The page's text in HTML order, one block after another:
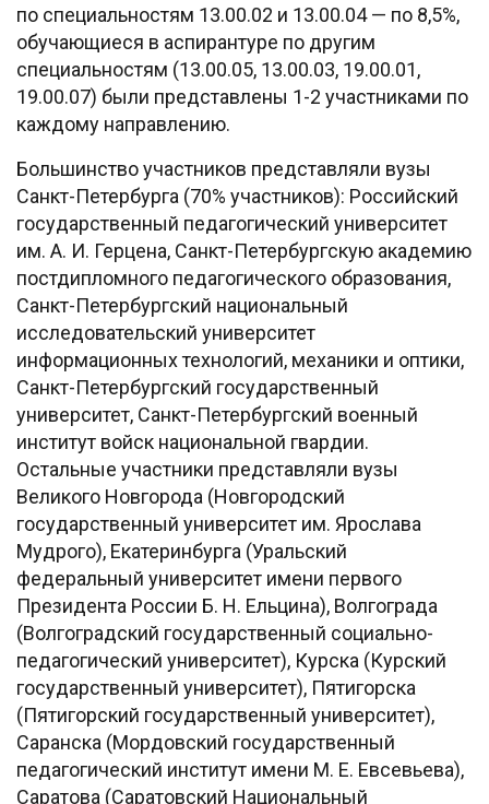
по специальностям 13.00.02 и 13.00.04 — по 8,5%,
обучающиеся в аспирантуре по другим
специальностям (13.00.05, 13.00.03, 19.00.01,
19.00.07) были представлены 1-2 участниками по
каждому направлению.
Большинство участников представляли вузы
Санкт-Петербурга (70% участников): Российский
государственный педагогический университет
им. А. И. Герцена, Санкт-Петербургскую академию
постдипломного педагогического образования,
Санкт-Петербургский национальный
исследовательский университет
информационных технологий, механики и оптики,
Санкт-Петербургский государственный
университет, Санкт-Петербургский военный
институт войск национальной гвардии.
Остальные участники представляли вузы
Великого Новгорода (Новгородский
государственный университет им. Ярослава
Мудрого), Екатеринбурга (Уральский
федеральный университет имени первого
Президента России Б. Н. Ельцина), Волгограда
(Волгоградский государственный социально-
педагогический университет), Курска (Курский
государственный университет), Пятигорска
(Пятигорский государственный университет),
Саранска (Мордовский государственный
педагогический институт имени М. Е. Евсевьева),
Саратова (Саратовский Национальный